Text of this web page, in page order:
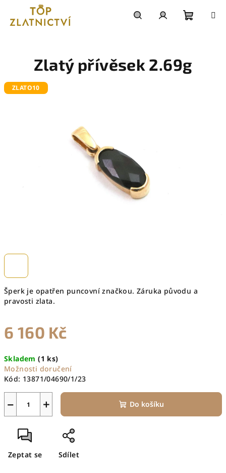
obsah
košík
Šperk je opatřen puncovní značkou. Záruka původu a
pravosti zlata.
6 160 Kč
cena:
Skladem(1 ks)
Možnosti doručení
Kód: 13871/04690/1/23
+
− Do košíku
Zeptat se Sdílet
Zlatý přívěsek 2.69g
ZLATO10